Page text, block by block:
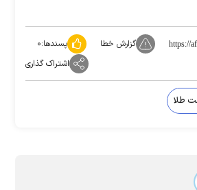
https:// گزارش خطا پسندها:۰
اشتراک گذاری
طلا